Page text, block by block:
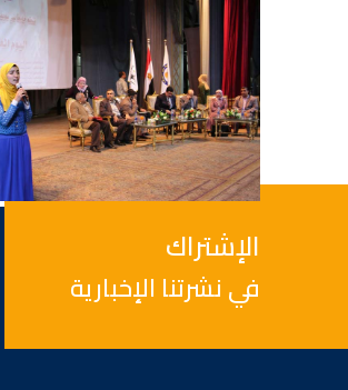
الإشتراك
في نشرتنا الإخبارية